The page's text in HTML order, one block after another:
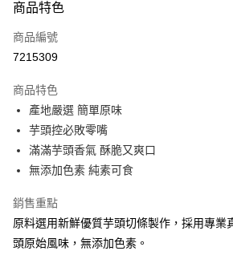
信用卡一次付款
LINE Pay
街口支付
悠遊付
全盈+PAY
AFTEE先享後付
相關說明
AFTEE先享後付是「在收到商品之後才付款」的
ATM付款
商品特色
商品編號
7215309
商品特色
產地嚴選 簡單原味
芋頭控必敗零嘴
滿滿芋頭香氣 酥脆又爽口
無添加色素 純素可食
銷售重點
原料選用新鮮優質芋頭切條製作，採用專業
頭原始風味，無添加色素。